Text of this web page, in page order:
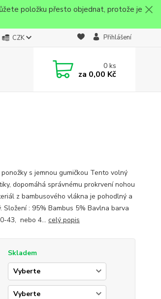
položku přesto objednat, protože je
CZK Přihlášení
0ks
za 0,00 Kč
s jemnou gumičkou Tento volný
dopomáhá správnému prokrvení nohou
z bambusového vlákna je pohodlný a
Složení : 95% Bambus 5% Bavlna barva
43, nebo 4... celý popis
Skladem